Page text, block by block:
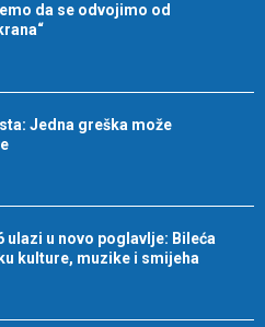
da se odvojimo od
Jedna greška može
ulazi u novo poglavlje: Bileća
kulture, muzike i smijeha